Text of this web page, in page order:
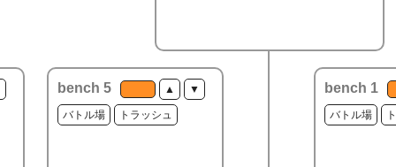
bench 5 ▲ ▼
バトル場 トラッシュ
bench 1
バトル場